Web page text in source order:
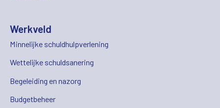
Werkveld
Minnelijke schuldhulpverlening
Wettelijke schuldsanering
Begeleiding en nazorg
Budgetbeheer